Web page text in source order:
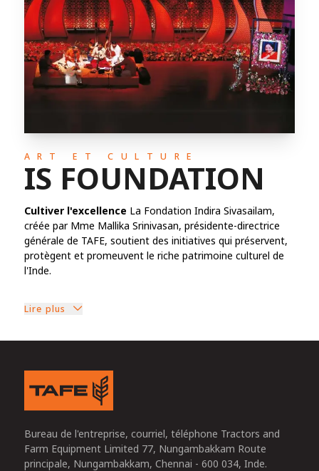
ART ET CULTURE
IS FOUNDATION
Cultiver l'excellence La Fondation Indira Sivasailam,
créée par Mme Mallika Srinivasan, présidente-directrice
générale de TAFE, soutient des initiatives qui préservent,
protègent et promeuvent le riche patrimoine culturel de
l'Inde.
Lire plus
Bureau de l'entreprise, courriel, téléphone Tractors and
Farm Equipment Limited 77, Nungambakkam Route
principale, Nungambakkam, Chennai - 600 034, Inde.